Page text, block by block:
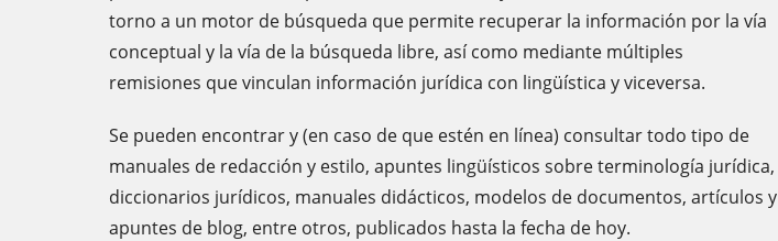
torno a un motor de búsqueda que permite recuperar la información por la vía
conceptual y la vía de la búsqueda libre, así como mediante múltiples
remisiones que vinculan información jurídica con lingüística y viceversa.
Se pueden encontrar y (en caso de que estén en línea) consultar todo tipo de
manuales de redacción y estilo, apuntes lingüísticos sobre terminología jurídica,
diccionarios jurídicos, manuales didácticos, modelos de documentos, artículos y
apuntes de blog, entre otros, publicados hasta la fecha de hoy.